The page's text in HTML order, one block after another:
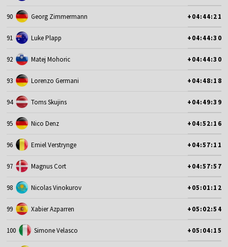
90 Georg Zimmermann +04:44:21
91 Luke Plapp +04:44:30
92 Matej Mohoric +04:44:30
93 Lorenzo Germani +04:48:18
94 Toms Skujins +04:49:39
95 Nico Denz +04:52:16
96 Emiel Verstrynge +04:57:11
97 Magnus Cort +04:57:57
98 Nicolas Vinokurov +05:01:12
99 Xabier Azparren +05:02:54
100 Simone Velasco +05:04:15